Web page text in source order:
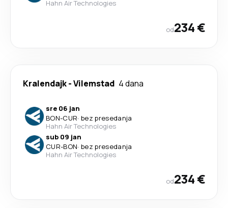
Hahn Air Technologies
od234 €
Kralendajk-Vilemstad 4 dana
sre 06 jan
BON-CUR· bez presedanja
Hahn Air Technologies
sub 09 jan
CUR-BON· bez presedanja
Hahn Air Technologies
od234 €